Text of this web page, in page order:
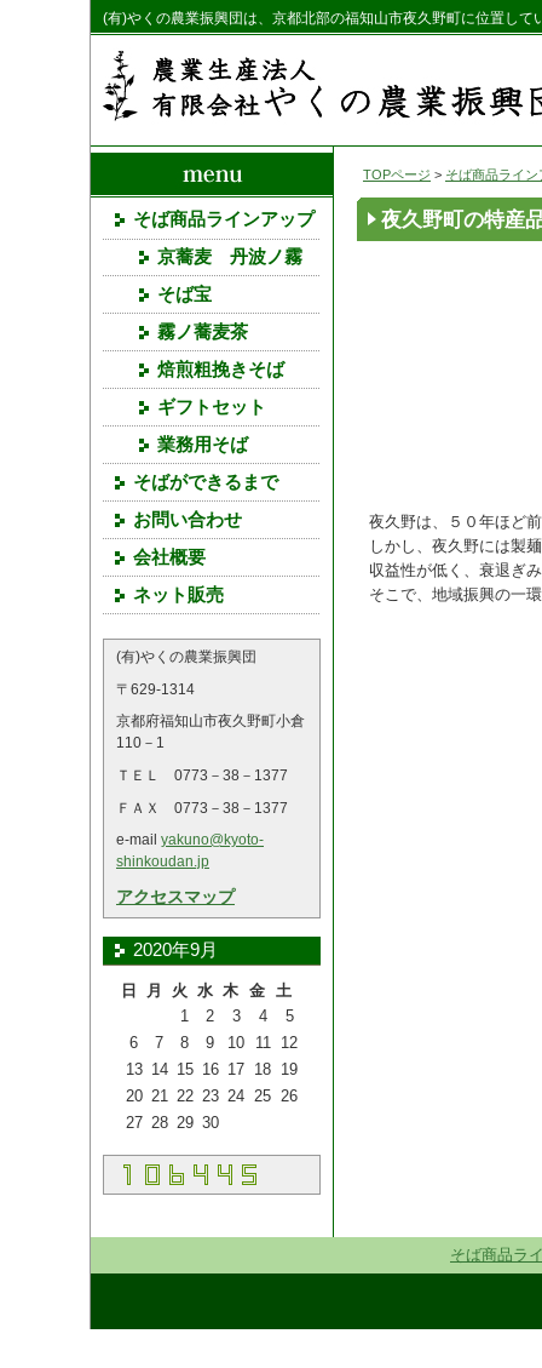
(有)やくの農業振興団は、京都北部の福知山市夜久野町に位置して
TOPページ > そば商品ライン
夜久野町の特産
夜久野は、５０年ほど
しかし、夜久野には製
収益性が低く、衰退ぎ
そこで、地域振興の一
そば商品ラインアップ
京蕎麦 丹波ノ霧
そば宝
霧ノ蕎麦茶
焙煎粗挽きそば
ギフトセット
業務用そば
そばができるまで
お問い合わせ
会社概要
ネット販売
(有)やくの農業振興団
〒629-1314
京都府福知山市夜久野町小倉
110－1
ＴＥＬ 0773－38－1377
ＦＡＸ 0773－38－1377
e-mail yakuno@kyoto-
shinkoudan.jp
アクセスマップ
2020年9月
日 月 火 水 木 金
土
1
2 3 4
5
6
7 8 9 10 11
12
13 14 15 16 17 18 19
20 21 22 23 24 25 26
27 28 29 30
そば商品ラ